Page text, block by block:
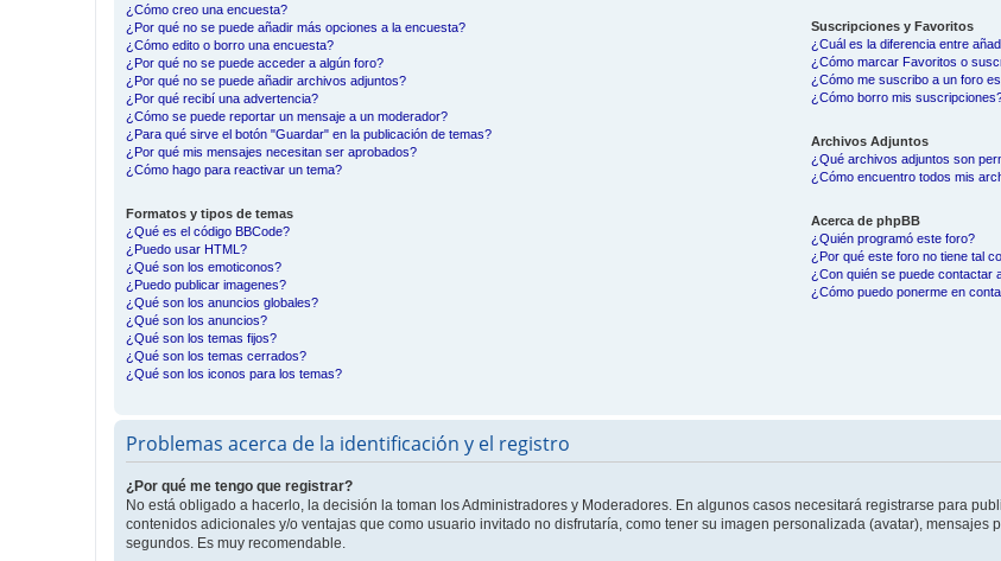
¿Cómo creo una encuesta?
¿Por qué no se puede añadir más opciones a la encuesta?
¿Cómo edito o borro una encuesta?
¿Por qué no se puede acceder a algún foro?
¿Por qué no se puede añadir archivos adjuntos?
¿Por qué recibí una advertencia?
¿Cómo se puede reportar un mensaje a un moderador?
¿Para qué sirve el botón "Guardar" en la publicación de temas?
¿Por qué mis mensajes necesitan ser aprobados?
¿Cómo hago para reactivar un tema?
Formatos y tipos de temas
¿Qué es el código BBCode?
¿Puedo usar HTML?
¿Qué son los emoticonos?
¿Puedo publicar imagenes?
¿Qué son los anuncios globales?
¿Qué son los anuncios?
¿Qué son los temas fijos?
¿Qué son los temas cerrados?
¿Qué son los iconos para los temas?
Suscripciones y Favoritos
¿Cuál es la diferencia entre
¿Cómo marcar Favoritos o
¿Cómo me suscribo a un foro
¿Cómo borro mis
Archivos Adjuntos
¿Qué archivos adjuntos son
¿Cómo encuentro todos mis
Acerca de phpBB
¿Quién programó este foro?
¿Por qué este foro no tiene tal
¿Con quién se puede contactar
¿Cómo puedo ponerme en
Problemas acerca de la identificación y el registro
¿Por qué me tengo que registrar?
No está obligado a hacerlo, la decisión la toman los Administradores y Moderadores. En algunos casos necesitará registrarse para
contenidos adicionales y/o ventajas que como usuario invitado no disfrutaría, como tener su imagen personalizada (avatar), mensajes
segundos. Es muy recomendable.